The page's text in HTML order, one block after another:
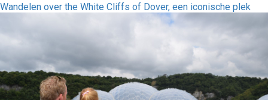
Wandelen over the White Cliffs of Dover, een iconische plek